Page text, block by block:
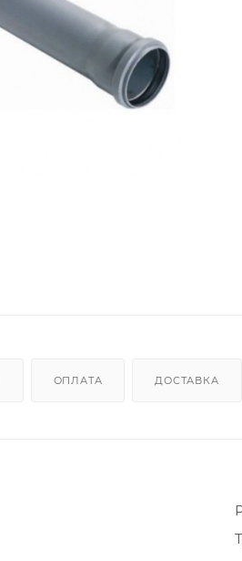
ОПЛАТА ДОСТАВКА